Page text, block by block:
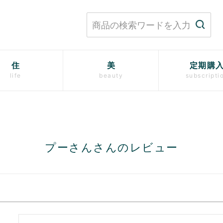
住
life
美
beauty
定期購
プーさんさんのレビュー